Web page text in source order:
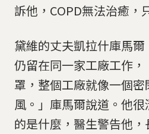
訴他，COPD無法治癒，
黛維的丈夫凱拉什庫馬爾
仍留在同一家工廠工作
罩，整個工廠就像一個
風。」庫馬爾說道。他
的是什麼，醫生警告他